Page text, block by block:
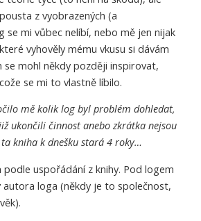
z vyobrazených (a
se mi vůbec nelíbí, nebo mě jen nijak
vyhověly mému vkusu si dávám
se mohl někdy později inspirovat,
se mi to vlastně líbilo.
mě kolik log byl problém dohledat,
ukončili činnost anebo zkrátka nejsou
kniha k dnešku stará 4 roky…
podle uspořádání z knihy. Pod logem
autora loga (někdy je to společnost,